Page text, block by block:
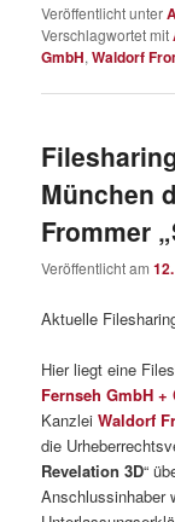
Veröffentlicht unter
Verschlagwortet mit
GmbH,Waldorf
München
Frommer
Veröffentlicht am
Aktuelle
Hier liegt eine
Fernseh GmbH
KanzleiWaldorf
die
Revelation 3D“
Anschlussinhaber